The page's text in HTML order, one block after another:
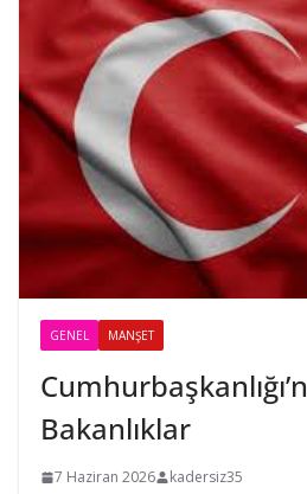
GENEL MANŞET
Bakanlıklar
7 Haziran 2026 kadersiz35